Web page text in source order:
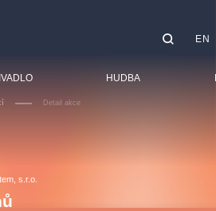
HUDBA
EN
Detail akce
s.r.o.
Panther Agency,